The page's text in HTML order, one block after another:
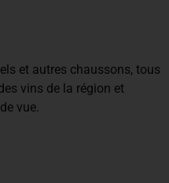
et autres chaussons, tous
vins de la région et
vue.